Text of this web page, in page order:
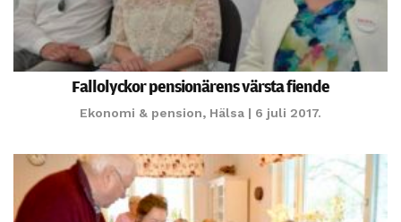
Fallolyckor pensionärens värsta fiende
Ekonomi & pension, Hälsa | 6 juli 2017.